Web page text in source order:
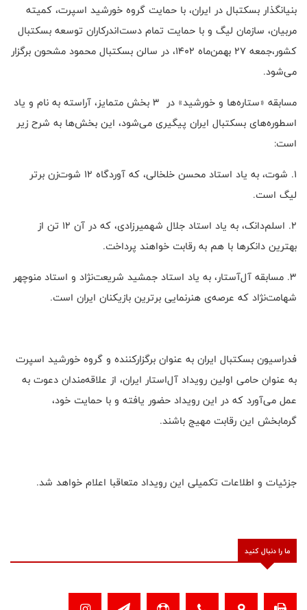
بنیانگذار بسکتبال در ایران، با حمایت گروه خورشید اسپرت، کمیته‌
مربیان، سازمان لیگ و با حمایت تمام دست‌اندرکاران توسعه‌ بسکتبال
کشور،جمعه ۲۷ بهمن‌ماه ۱۴۰۲، در سالن بسکتبال محمود مشحون برگزار
می‌شود.
مسابقه «ستاره‌ها و خورشید» در ۳ بخش متمایز، آراسته به نام و یاد
اسطوره‌های بسکتبال ایران پیگیری می‌شود، این بخش‌ها به شرح زیر
است:
۱. شوت، به یاد استاد محسن خلخالی، که آوردگاه ۱۲ شوت‌زن برتر
لیگ است.
۲. اسلم‌دانک، به یاد استاد جلال شهمیرزادی، که در آن ۱۲ تن از
بهترین دانکرها با هم به رقابت خواهند پرداخت.
۳. مسابقه آل‌آستار، به یاد استاد جمشید شریعت‌نژ‌اد و استاد منوچهر
شهامت‌نژاد که عرصه‌ی هنرنمایی برترین‌ بازیکنان ایران است.
فدراسیون بسکتبال ایران به عنوان برگزارکننده و گروه خورشید اسپرت
به عنوان حامی اولین رویداد آل‌استار ایران، از علاقه‌مندان دعوت به
عمل می‌آورد که در این رویداد حضور یافته و با حمایت خود،
گرمابخش این رقابت مهیج باشند.
جزئیات و اطلاعات تکمیلی این رویداد متعاقبا اعلام خواهد شد.
ما را دنبال کنید